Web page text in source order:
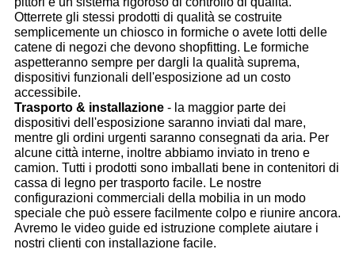
Otterrete gli stessi prodotti di qualità se costruite
semplicemente un chiosco in formiche o avete lotti delle
catene di negozi che devono shopfitting. Le formiche
aspetteranno sempre per dargli la qualità suprema,
dispositivi funzionali dell'esposizione ad un costo
accessibile.
Trasporto & installazione- la maggior parte dei
dispositivi dell'esposizione saranno inviati dal mare,
mentre gli ordini urgenti saranno consegnati da aria. Per
alcune città interne, inoltre abbiamo inviato in treno e
camion. Tutti i prodotti sono imballati bene in contenitori di
cassa di legno per trasporto facile. Le nostre
configurazioni commerciali della mobilia in un modo
speciale che può essere facilmente colpo e riunire ancora.
Avremo le video guide ed istruzione complete aiutare i
nostri clienti con installazione facile.